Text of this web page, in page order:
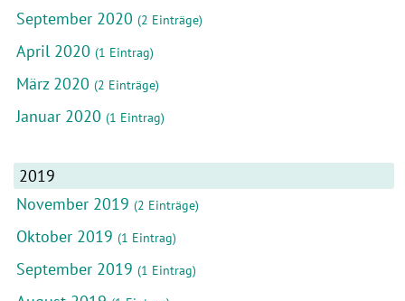
September 2020 (2 Einträge)
April 2020 (1 Eintrag)
März 2020 (2 Einträge)
Januar 2020 (1 Eintrag)
2019
November 2019 (2 Einträge)
Oktober 2019 (1 Eintrag)
September 2019 (1 Eintrag)